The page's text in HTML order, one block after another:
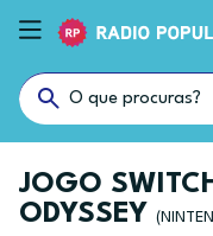
JOGO
ODYSSEY